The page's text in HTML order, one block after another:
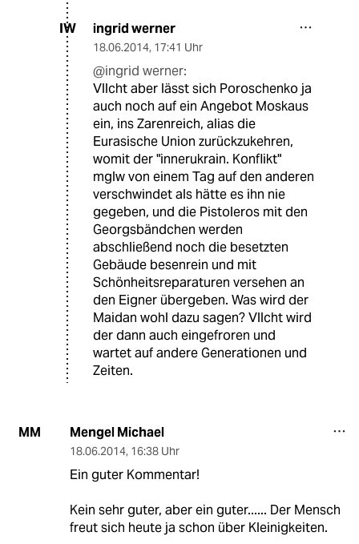
IW ingrid werner
18.06.2014, 17:41 Uhr
@ingrid werner:
Vllcht aber lässt sich Poroschenko ja
auch noch auf ein Angebot Moskaus
ein, ins Zarenreich, alias die
Eurasische Union zurückzukehren,
womit der "innerukrain. Konflikt"
mglw von einem Tag auf den anderen
verschwindet als hätte es ihn nie
gegeben, und die Pistoleros mit den
Georgsbändchen werden
abschließend noch die besetzten
Gebäude besenrein und mit
Schönheitsreparaturen versehen an
den Eigner übergeben. Was wird der
Maidan wohl dazu sagen? Vllcht wird
der dann auch eingefroren und
wartet auf andere Generationen und
Zeiten.
MM Mengel Michael
18.06.2014, 16:38 Uhr
Ein guter Kommentar!
Kein sehr guter, aber ein guter...... Der Mensch
freut sich heute ja schon über Kleinigkeiten.